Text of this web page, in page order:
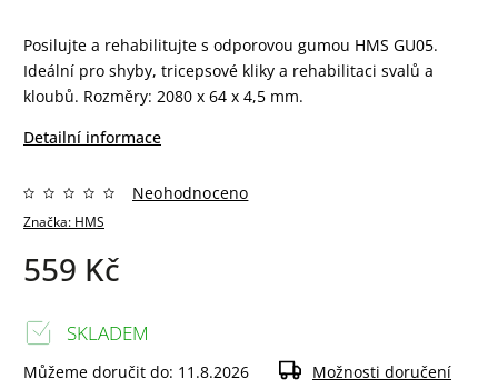
Posilujte a rehabilitujte s odporovou gumou HMS GU05.
Ideální pro shyby, tricepsové kliky a rehabilitaci svalů a
kloubů. Rozměry: 2080 x 64 x 4,5 mm.
Detailní informace
Značka: HMS
Neohodnoceno
559 Kč
SKLADEM
Můžeme doručit do: 11.8.2026 Možnosti doručení